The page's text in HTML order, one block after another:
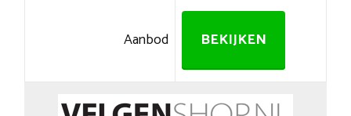
Aanbod BEKIJKEN